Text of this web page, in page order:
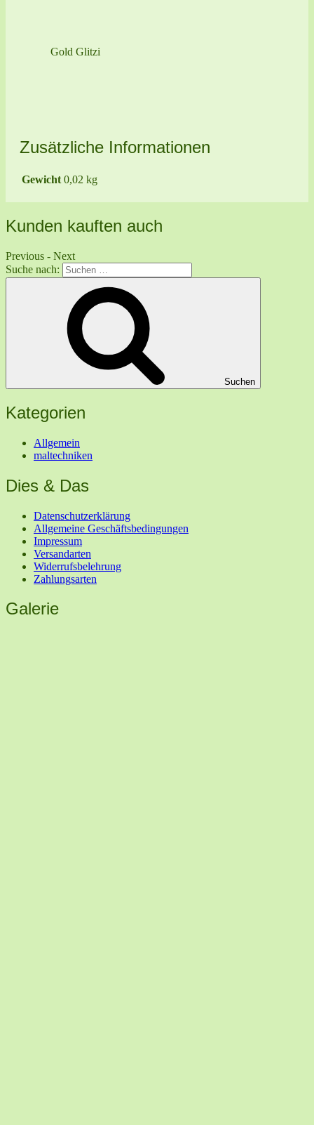
Gold Glitzi
Zusätzliche Informationen
Gewicht 0,02 kg
Kunden kauften auch
Previous - Next
Suche nach:
Suchen
Kategorien
Allgemein
maltechniken
Dies & Das
Datenschutzerklärung
Allgemeine Geschäftsbedingungen
Impressum
Versandarten
Widerrufsbelehrung
Zahlungsarten
Galerie